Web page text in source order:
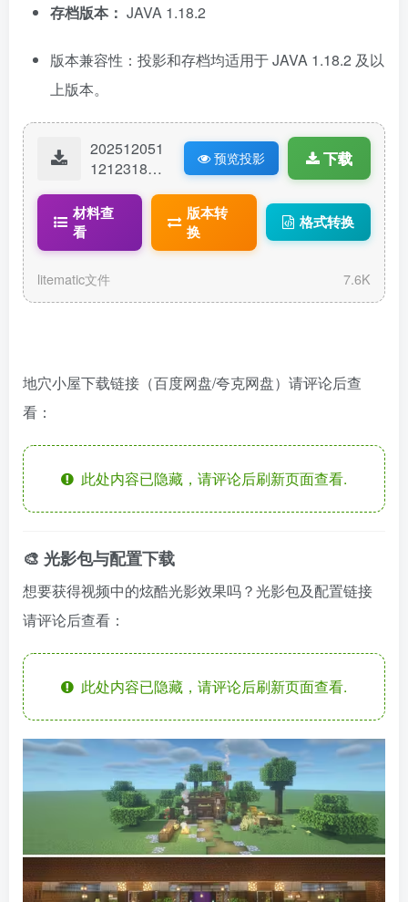
存档版本： JAVA 1.18.2
版本兼容性：投影和存档均适用于 JAVA 1.18.2 及以
上版本。
202512051
12123187-
ematic
预览投影 下载
材料查
看
版本转
换
格式转换
litematic文件 7.6K
地穴小屋下载链接（百度网盘/夸克网盘）请评论后查
看：
此处内容已隐藏，请评论后刷新页面查看.
🎨 光影包与配置下载
想要获得视频中的炫酷光影效果吗？光影包及配置链接
请评论后查看：
此处内容已隐藏，请评论后刷新页面查看.